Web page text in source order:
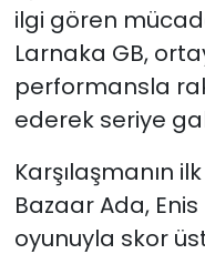
ilgi gören
Larnaka GB,
performansla
ederek seriye
Karşılaşmanın
Bazaar Ada,
oyunuyla skor
Teknoloji
TÜRKiYE
Video Galeri
YAŞAM